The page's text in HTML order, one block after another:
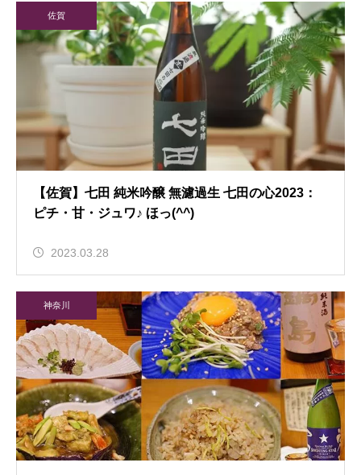
佐賀
【佐賀】七田 純米吟醸 無濾過生 七田の心2023：
ピチ・甘・ジュワ♪ ほっ(^^)
2023.03.28
神奈川